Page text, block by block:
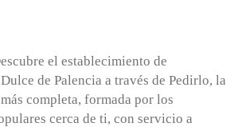
el establecimiento de
de Palencia a través de Pedirlo, la
completa, formada por los
cerca de ti, con servicio a